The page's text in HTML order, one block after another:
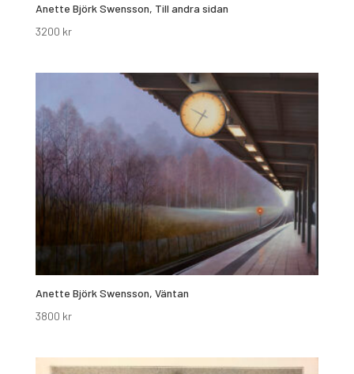
Anette Björk Swensson, Till andra sidan
3200 kr
Anette Björk Swensson, Väntan
3800 kr